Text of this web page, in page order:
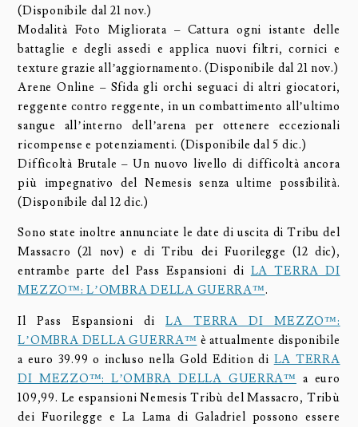
(Disponibile dal 21 nov.)
Modalità Foto Migliorata – Cattura ogni istante delle
battaglie e degli assedi e applica nuovi filtri, cornici e
texture grazie all’aggiornamento. (Disponibile dal 21 nov.)
Arene Online – Sfida gli orchi seguaci di altri giocatori,
reggente contro reggente, in un combattimento all’ultimo
sangue all’interno dell’arena per ottenere eccezionali
ricompense e potenziamenti. (Disponibile dal 5 dic.)
Difficoltà Brutale – Un nuovo livello di difficoltà ancora
più impegnativo del Nemesis senza ultime possibilità.
(Disponibile dal 12 dic.)
Sono state inoltre annunciate le date di uscita di Tribu del
Massacro (21 nov) e di Tribu dei Fuorilegge (12 dic),
entrambe parte del Pass Espansioni di LA TERRA DI
MEZZO™: L’OMBRA DELLA GUERRA™.
Il Pass Espansioni diLA TERRA DI MEZZO™:
L’OMBRA DELLA GUERRA™ è attualmente disponibile
a euro 39.99 o incluso nella Gold Edition di LA TERRA
DI MEZZO™: L’OMBRA DELLA GUERRA™ a euro
109,99. Le espansioni Nemesis Tribù del Massacro, Tribù
dei Fuorilegge e La Lama di Galadriel possono essere